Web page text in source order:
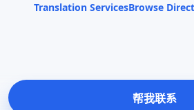
Translation ServicesBrowse
帮我联系